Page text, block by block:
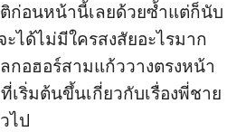
ก่อนหน้านี้เลยด้วยซ้ำแต่ก็นับ
ะได้ไม่มีใครสงสัยอะไรมาก
กอฮอร์สามแก้ววางตรงหน้า
ริ่มต้นขึ้นเกี่ยวกับเรื่องพี่ชาย
ไป